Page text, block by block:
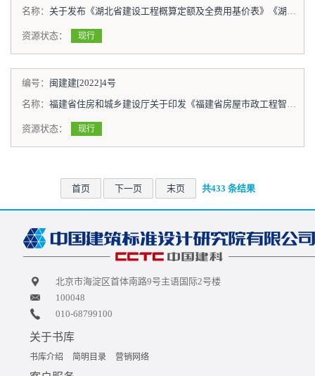
名称： 关于发布《湖北省建设工程概算定额及全费用基价表》《湖北省建设项目总投资组成及其他费用定额》的通知
资源状态： 现行
编号： 闽建建[2022]4号
名称： 福建省住房和城乡建设厅关于印发《福建省房屋市政工程智慧工地建设导则（试行）》的通知
资源状态： 现行
首页 下一页 末页 共433 条结果
北京市海淀区首体南路9号主语国际2号楼
100048
010-68799100
关于书库
书库介绍 简明目录 营销网络